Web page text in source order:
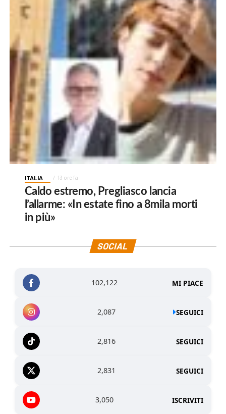
ITALIA 13 ore fa
Caldo estremo, Pregliasco lancia
l’allarme: «In estate fino a 8mila morti
in più»
SOCIAL
102,122 MI PIACE
2,087 SEGUICI
2,816 SEGUICI
2,831 SEGUICI
3,050 ISCRIVITI